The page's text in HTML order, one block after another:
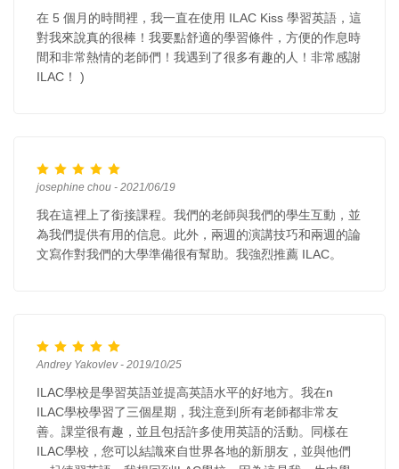
在 5 個月的時間裡，我一直在使用 ILAC Kiss 學習英語，這
對我來說真的很棒！我要點舒適的學習條件，方便的作息時
間和非常熱情的老師們！我遇到了很多有趣的人！非常感謝
ILAC！ )
josephine chou - 2021/06/19
我在這裡上了銜接課程。我們的老師與我們的學生互動，並
為我們提供有用的信息。此外，兩週的演講技巧和兩週的論
文寫作對我們的大學準備很有幫助。我強烈推薦 ILAC。
Andrey Yakovlev - 2019/10/25
ILAC學校是學習英語並提高英語水平的好地方。我在n
ILAC學校學習了三個星期，我注意到所有老師都非常友
善。課堂很有趣，並且包括許多使用英語的活動。同樣在
ILAC學校，您可以結識來自世界各地的新朋友，並與他們